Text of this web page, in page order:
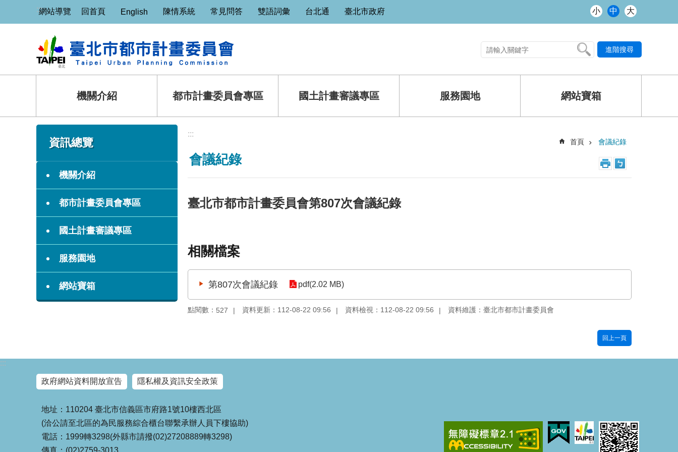
跳到主要內容區塊
:::網站導覽 回首頁 English 陳情系統 常見問答 雙語詞彙 台北通 臺北市政府 小 中 大
進階搜尋
機關介紹 都市計畫委員會專區 國土計畫審議專區 服務園地 網站寶箱
:::
資訊總覽
機關介紹
都市計畫委員會專區
國土計畫審議專區
服務園地
網站寶箱
:::
首頁 會議紀錄
會議紀錄
臺北市都市計畫委員會第807次會議紀錄
相關檔案
第807次會議紀錄 pdf(2.02 MB)
點閱數： 527 資料更新：112-08-22 09:56 資料檢視：112-08-22 09:56 資料維護：臺北市都市計畫委員會
回上一頁
:::
政府網站資料開放宣告 隱私權及資訊安全政策
地址：110204 臺北市信義區市府路1號10樓西北區
(洽公請至北區的為民服務綜合櫃台聯繫承辦人員下樓協助)
電話：1999轉3298(外縣市請撥(02)27208889轉3298)